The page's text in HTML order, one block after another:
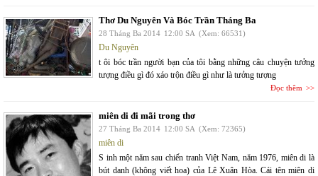
Thơ Du Nguyên Và Bóc Trần Tháng Ba
28 Tháng Ba 2014 12:00 SA (Xem: 66531)
Du Nguyên
t ôi bóc trần người bạn của tôi bằng những câu chuyện tưởng
tượng điều gì đó xáo trộn điều gì như là tưởng tượng
Đọc thêm
miên di đi mãi trong thơ
27 Tháng Ba 2014 12:00 SA (Xem: 72365)
miên di
S inh một năm sau chiến tranh Việt Nam, năm 1976, miên di là
bút danh (không viết hoa) của Lê Xuân Hòa. Cái tên miên di